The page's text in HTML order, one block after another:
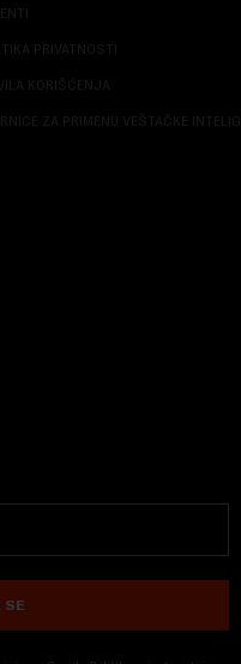
PRIVATNOSTI
KORIŠĆENJA
ZA PRIMENU VEŠTAČKE
SE